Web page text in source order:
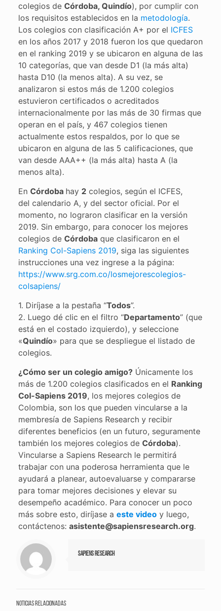
colegios de Córdoba, Quindío), por cumplir con
los requisitos establecidos en la metodología.
Los colegios con clasificación A+ por el ICFES
en los años 2017 y 2018 fueron los que quedaron
en el ranking 2019 y se ubicaron en alguna de las
10 categorías, que van desde D1 (la más alta)
hasta D10 (la menos alta). A su vez, se
analizaron si estos más de 1.200 colegios
estuvieron certificados o acreditados
internacionalmente por las más de 30 firmas que
operan en el país, y 467 colegios tienen
actualmente estos respaldos, por lo que se
ubicaron en alguna de las 5 calificaciones, que
van desde AAA++ (la más alta) hasta A (la
menos alta).
En Córdoba hay 2colegios, según el ICFES,
del calendario A, y del sector oficial. Por el
momento, no lograron clasificar en la versión
2019. Sin embargo, para conocer los mejores
colegios de Córdobaque clasificaron en el
Ranking Col-Sapiens 2019, siga las siguientes
instrucciones una vez ingrese a la página:
https://www.srg.com.co/losmejorescolegios-
colsapiens/
1. Diríjase a la pestaña “Todos”.
2. Luego dé clic en el filtro “Departamento” (que
está en el costado izquierdo), y seleccione
«Quindío» para que se despliegue el listado de
colegios.
¿Cómo ser un colegio amigo?Únicamente los
más de 1.200 colegios clasificados en el Ranking
Col-Sapiens 2019, los mejores colegios de
Colombia, son los que pueden vincularse a la
membresía de Sapiens Research y recibir
diferentes beneficios (en un futuro, seguramente
también los mejores colegios de Córdoba).
Vincularse a Sapiens Research le permitirá
trabajar con una poderosa herramienta que le
ayudará a planear, autoevaluarse y compararse
para tomar mejores decisiones y elevar su
desempeño académico. Para conocer un poco
más sobre esto, diríjase a este videoy luego,
contáctenos: asistente@sapiensresearch.org.
Sapiens Research
Noticias relacionadas